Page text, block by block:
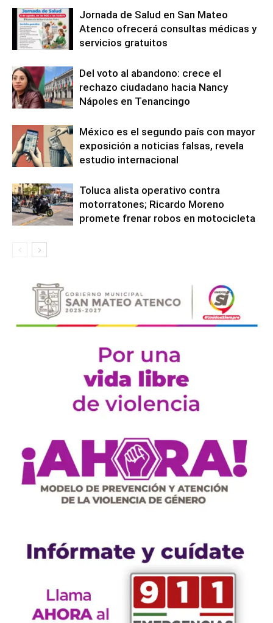
Jornada de Salud en San Mateo
Atenco ofrecerá consultas médicas y
servicios gratuitos
Del voto al abandono: crece el
rechazo ciudadano hacia Nancy
Nápoles en Tenancingo
México es el segundo país con mayor
exposición a noticias falsas, revela
estudio internacional
Toluca alista operativo contra
motorratones; Ricardo Moreno
promete frenar robos en motocicleta